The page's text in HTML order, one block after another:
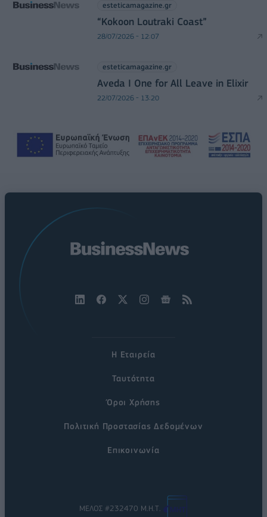
esteticamagazine.gr
“Kokoon Loutraki Coast”
28/07/2026 - 12:07
esteticamagazine.gr
Aveda I One for All Leave in Elixir
22/07/2026 - 13:20
Η Εταιρεία
Ταυτότητα
Όροι Χρήσης
Πολιτική Προστασίας Δεδομένων
Επικοινωνία
ΜΕΛΟΣ #232470 Μ.Η.Τ.